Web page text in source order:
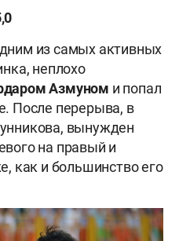
из самых активных
неплохо
Азмуном и попал
После перерыва, в
вынужден
на правый и
как и большинство его